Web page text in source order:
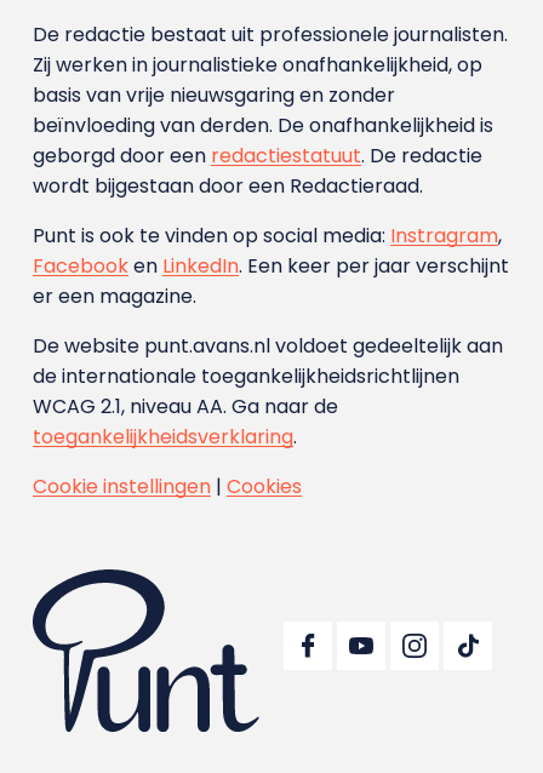
De redactie bestaat uit professionele journalisten.
Zij werken in journalistieke onafhankelijkheid, op
basis van vrije nieuwsgaring en zonder
beïnvloeding van derden. De onafhankelijkheid is
geborgd door een redactiestatuut. De redactie
wordt bijgestaan door een Redactieraad.
Punt is ook te vinden op social media: Instragram,
Facebooken LinkedIn. Een keer per jaar verschijnt
er een magazine.
De website punt.avans.nl voldoet gedeeltelijk aan
de internationale toegankelijkheidsrichtlijnen
WCAG 2.1, niveau AA. Ga naar de
toegankelijkheidsverklaring.
Cookie instellingen| Cookies